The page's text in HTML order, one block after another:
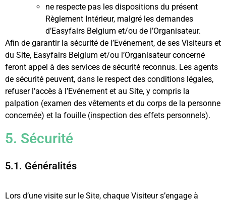
ne respecte pas les dispositions du présent
Règlement Intérieur, malgré les demandes
d’Easyfairs Belgium et/ou de l’Organisateur.
Afin de garantir la sécurité de l’Evénement, de ses Visiteurs et
du Site, Easyfairs Belgium et/ou l’Organisateur concerné
feront appel à des services de sécurité reconnus. Les agents
de sécurité peuvent, dans le respect des conditions légales,
refuser l’accès à l’Evénement et au Site, y compris la
palpation (examen des vêtements et du corps de la personne
concernée) et la fouille (inspection des effets personnels).
5. Sécurité
5.1. Généralités
Lors d’une visite sur le Site, chaque Visiteur s’engage à